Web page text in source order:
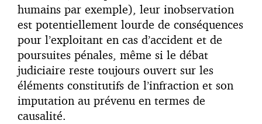
humains par exemple), leur inobservation
est potentiellement lourde de conséquences
pour l’exploitant en cas d’accident et de
poursuites pénales, même si le débat
judiciaire reste toujours ouvert sur les
éléments constitutifs de l’infraction et son
imputation au prévenu en termes de
causalité.